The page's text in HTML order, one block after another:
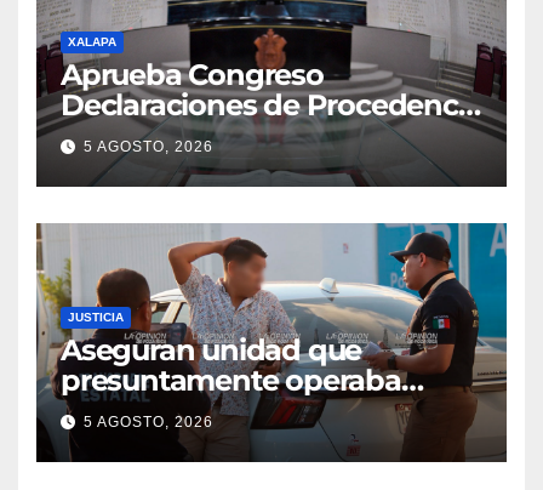
XALAPA
Aprueba Congreso
Declaraciones de Procedencia
en contra de dos munícipes
5 AGOSTO, 2026
JUSTICIA
Aseguran unidad que
presuntamente operaba
mediante aplicación digital en
operativo de Transporte
Público
5 AGOSTO, 2026